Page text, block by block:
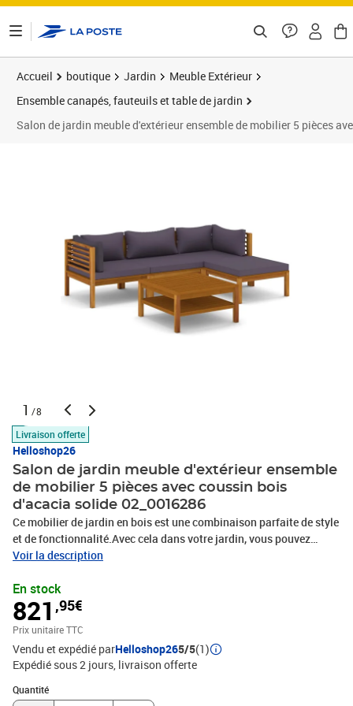
Accueil boutique Jardin
Meuble Extérieur
Ensemble canapés, fauteuils et table de jardin
Salon de jardin meuble d'extérieur ensemble de mobilier 5 pièces
1 /8
Livraison offerte
Helloshop26
Salon de jardin meuble d'extérieur ensemble
de mobilier 5 pièces avec coussin bois
d'acacia solide 02_0016286
Ce mobilier de jardin en bois est une combinaison parfaite de style
et de fonctionnalité.Avec cela dans votre jardin, vous pouvez
passer du temps relaxant et apaisant avec votre famille et vos
canapé est solide, robuste et durable; et sa finition à l'huile rend
l'ensemble de canapé adapté à une utilisation en extérieur.Les
coussins amovibles sont bien rembourrés, afin d'offrir un grand
confort d'assise.Une table basse au design à lattes unique est
également incluse.De plus, grâce à sa conception modulaire,
toutes les pièces peuvent être arrangées et personnalisées selon
vos besoins.Cet ensemble de sièges d'extérieur sera sûrement le
Voir la description
En stock
821 ,95€
Prix unitaire TTC
Vendu et expédié parHelloshop265/5(1)
Expédié sous 2 jours livraison offerte
Quantité
Quantité : 1